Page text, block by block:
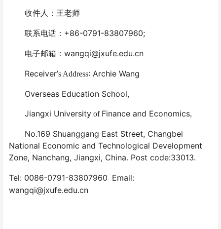
收件人：王老师
联系电话： +86-0791-83807960;
电子邮箱： wangqi@jxufe.edu.cn
Receiver’s Address: Archie Wang
Overseas Education School,
Jiangxi University of Finance and Economics,
No.169 Shuanggang East Street, Changbei
National Economic and Technological Development
Zone, Nanchang, Jiangxi, China. Post code:33013.
Tel: 0086-0791-83807960 Email:
wangqi@jxufe.edu.cn